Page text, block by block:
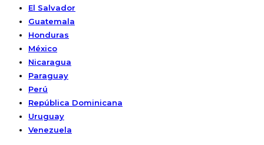
El Salvador
Guatemala
Honduras
México
Nicaragua
Paraguay
Perú
República Dominicana
Uruguay
Venezuela